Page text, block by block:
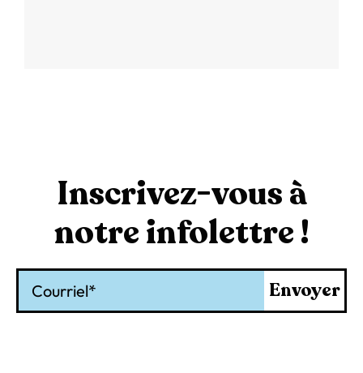
Inscrivez-vous à
notre infolettre !
Envoyer